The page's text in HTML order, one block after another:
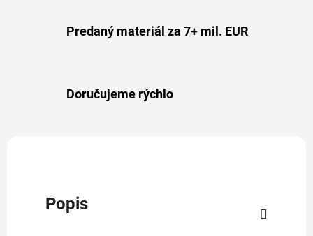
Predaný materiál za 7+ mil. EUR
Doručujeme rýchlo
Popis